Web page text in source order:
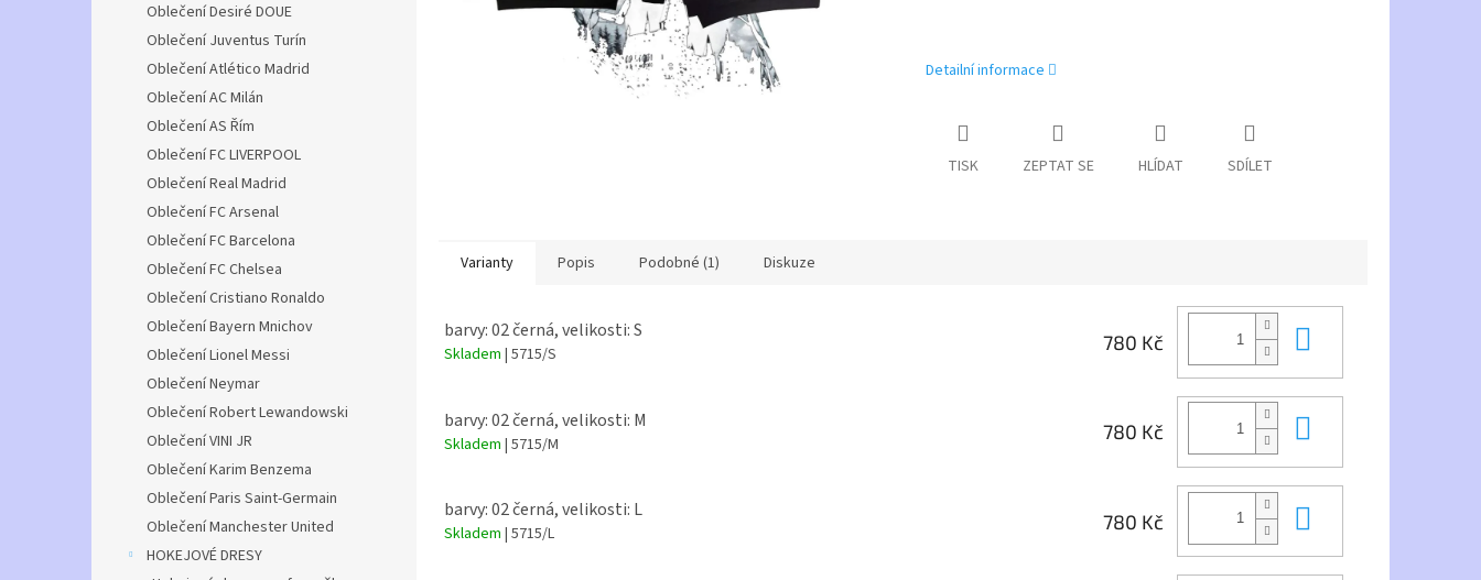
Oblečení Desiré DOUE
Oblečení Juventus Turín
Oblečení Atlético Madrid
Oblečení AC Milán
Oblečení AS Řím
Oblečení FC LIVERPOOL
Oblečení Real Madrid
Oblečení FC Arsenal
Oblečení FC Barcelona
Oblečení FC Chelsea
Oblečení Cristiano Ronaldo
Oblečení Bayern Mnichov
Oblečení Lionel Messi
Oblečení Neymar
Oblečení Robert Lewandowski
Oblečení VINI JR
Oblečení Karim Benzema
Oblečení Paris Saint-Germain
Oblečení Manchester United
HOKEJOVÉ DRESY
Detailní informace
TISK ZEPTAT SE HLÍDAT SDÍLET
Varianty Popis Podobné (1) Diskuze
barvy: 02 černá, velikosti: S
Skladem | 5715/S
780 Kč
barvy: 02 černá, velikosti: M
Skladem | 5715/M
780 Kč
barvy: 02 černá, velikosti: L
Skladem | 5715/L
780 Kč